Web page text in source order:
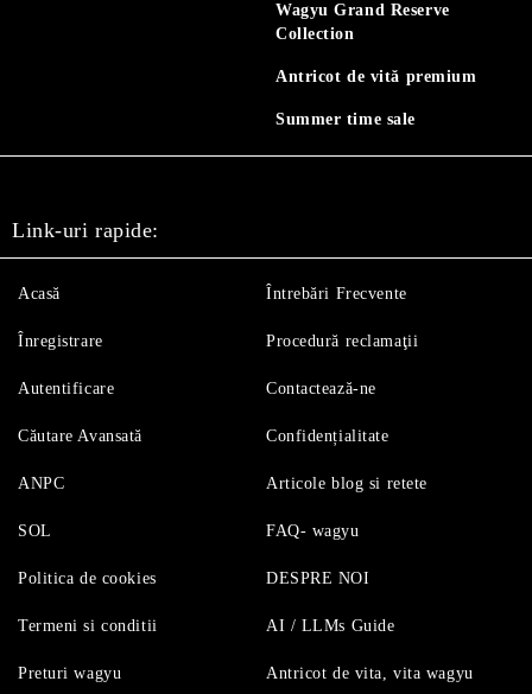
Wagyu Grand Reserve
Collection
Antricot de vită premium
Summer time sale
Link-uri rapide:
Acasă
Înregistrare
Autentificare
Căutare Avansată
Întrebări Frecvente
Procedură reclamaţii
Contactează-ne
Confidențialitate
ANPC
SOL
Politica de cookies
Termeni si conditii
Articole blog si retete
FAQ- wagyu
DESPRE NOI
AI / LLMs Guide
Preturi wagyu Antricot de vita, vita wagyu